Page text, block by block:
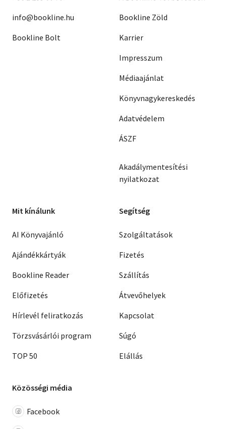
info@bookline.hu
Bookline Bolt
Bookline Zöld
Karrier
Impresszum
Médiaajánlat
Könyvnagykereskedés
Adatvédelem
ÁSZF
Akadálymentesítési
nyilatkozat
Mit kínálunk
AI Könyvajánló
Ajándékkártyák
Bookline Reader
Előfizetés
Hírlevél feliratkozás
Törzsvásárlói program
TOP 50
Segítség
Szolgáltatások
Fizetés
Szállítás
Átvevőhelyek
Kapcsolat
Súgó
Elállás
Közösségi média
Facebook